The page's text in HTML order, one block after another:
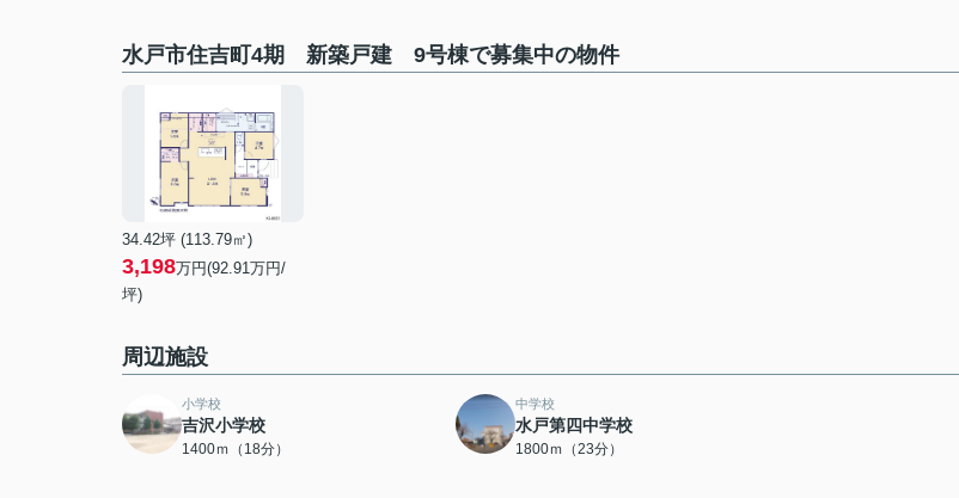
水戸市住吉町4期 新築戸建 9号棟で募集中の物件
34.42坪 (113.79㎡)
3,198万円(92.91万円/
坪)
周辺施設
小学校
吉沢小学校
1400ｍ（18分）
中学校
水戸第四中学校
1800ｍ（23分）